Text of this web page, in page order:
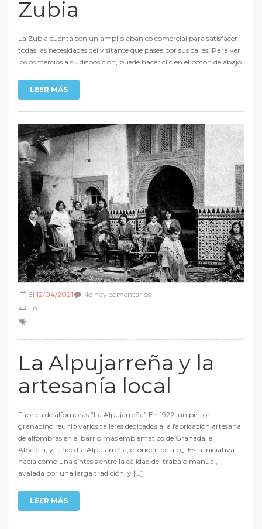
Zubia
La Zubia cuenta con un amplio abanico comercial para satisfacer
todas las necesidades del visitante que pasee por sus calles. Para ver
los comercios a su disposición, puede hacer clic en el botón de abajo.
LEER MÁS
El 12/04/2021
En
No hay comentarios
La Alpujarreña y la
artesanía local
Fábrica de alfombras “La Alpujarreña” En 1922, un pintor
granadino reunió varios talleres dedicados a la fabricación artesanal
de alfombras en el barrio más emblemático de Granada, el
Albaicín, y fundó La Alpujarreña, el origen de alp_. Esta iniciativa
nacía como una síntesis entre la calidad del trabajo manual,
avalada por una larga tradición, y […]
LEER MÁS